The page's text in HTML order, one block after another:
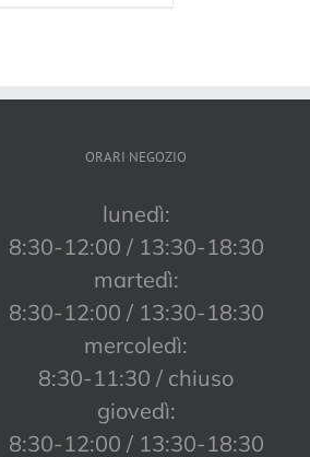
ORARI NEGOZIO
lunedì:
8:30-12:00 / 13:30-18:30
martedì:
8:30-12:00 / 13:30-18:30
mercoledì:
8:30-11:30 / chiuso
giovedì:
8:30-12:00 / 13:30-18:30